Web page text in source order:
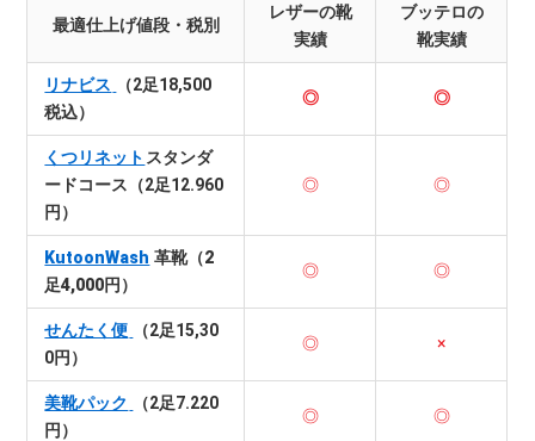
最適仕上げ値段・税別
レザーの靴
実績
ブッテロの
靴実績
リナビス
（2足18,500
税込）
◎ ◎
くつリネット スタンダ
ードコース（2足12.960
円）
◎ ◎
KutoonWash 革靴（2
足4,000円）
◎ ◎
せんたく便
（2足15,30
0円）
◎ ×
美靴パック
（2足7.220
円）
◎ ◎